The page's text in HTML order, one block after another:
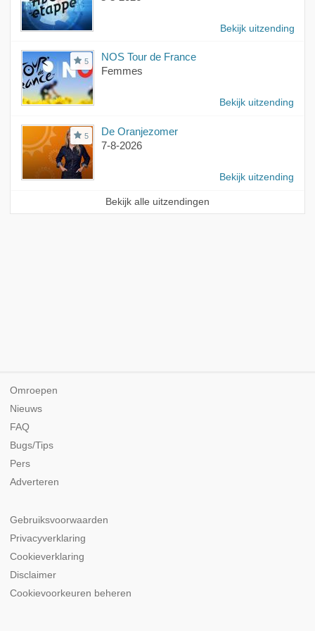
Bekijk uitzending
5
NOS Tour de France
Femmes
Bekijk uitzending
5
De Oranjezomer
7-8-2026
Bekijk uitzending
Bekijk alle uitzendingen
Omroepen
Nieuws
FAQ
Bugs/Tips
Pers
Adverteren
Gebruiksvoorwaarden
Privacyverklaring
Cookieverklaring
Disclaimer
Cookievoorkeuren beheren